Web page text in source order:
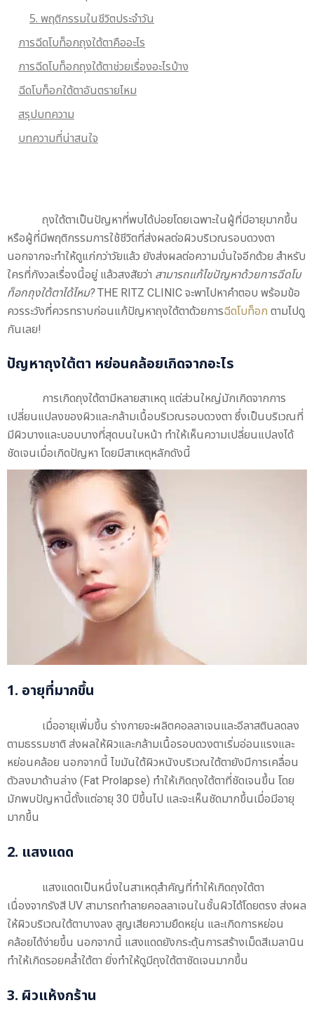
5. พฤติกรรมในชีวิตประจำวัน
การฉีดโบท็อกถุงใต้ตาคืออะไร
การฉีดโบท็อกถุงใต้ตาช่วยเรื่องอะไรบ้าง
ฉีดโบท็อกใต้ตาอันตรายไหม
สรุปบทความ
บทความที่น่าสนใจ
ถุงใต้ตาเป็นปัญหาที่พบได้บ่อยโดยเฉพาะในผู้ที่มีอายุมากขึ้น
หรือผู้ที่มีพฤติกรรมการใช้ชีวิตที่ส่งผลต่อผิวบริเวณรอบดวงตา
นอกจากจะทำให้ดูแก่กว่าวัยแล้ว ยังส่งผลต่อความมั่นใจอีกด้วย สำหรับ
ใครที่กังวลเรื่องนี้อยู่ แล้วสงสัยว่า สามารถแก้ไขปัญหาด้วยการฉีดโบ
ท็อกถุงใต้ตาได้ไหม?THE RITZ CLINIC จะพาไปหาคำตอบ พร้อมข้อ
ควรระวังที่ควรทราบก่อนแก้ปัญหาถุงใต้ตาด้วยการฉีดโบท็อก ตามไปดู
กันเลย!
ปัญหาถุงใต้ตา หย่อนคล้อยเกิดจากอะไร
การเกิดถุงใต้ตามีหลายสาเหตุ แต่ส่วนใหญ่มักเกิดจากการ
เปลี่ยนแปลงของผิวและกล้ามเนื้อบริเวณรอบดวงตา ซึ่งเป็นบริเวณที่
มีผิวบางและบอบบางที่สุดบนใบหน้า ทำให้เห็นความเปลี่ยนแปลงได้
ชัดเจนเมื่อเกิดปัญหา โดยมีสาเหตุหลักดังนี้
1. อายุที่มากขึ้น
เมื่ออายุเพิ่มขึ้น ร่างกายจะผลิตคอลลาเจนและอีลาสตินลดลง
ตามธรรมชาติ ส่งผลให้ผิวและกล้ามเนื้อรอบดวงตาเริ่มอ่อนแรงและ
หย่อนคล้อย นอกจากนี้ ไขมันใต้ผิวหนังบริเวณใต้ตายังมีการเคลื่อน
ตัวลงมาด้านล่าง (Fat Prolapse) ทำให้เกิดถุงใต้ตาที่ชัดเจนขึ้น โดย
มักพบปัญหานี้ตั้งแต่อายุ 30 ปีขึ้นไป และจะเห็นชัดมากขึ้นเมื่อมีอายุ
มากขึ้น
2. แสงแดด
แสงแดดเป็นหนึ่งในสาเหตุสำคัญที่ทำให้เกิดถุงใต้ตา
เนื่องจากรังสี UV สามารถทำลายคอลลาเจนในชั้นผิวได้โดยตรง ส่งผล
ให้ผิวบริเวณใต้ตาบางลง สูญเสียความยืดหยุ่น และเกิดการหย่อน
คล้อยได้ง่ายขึ้น นอกจากนี้ แสงแดดยังกระตุ้นการสร้างเม็ดสีเมลานิน
ทำให้เกิดรอยคล้ำใต้ตา ยิ่งทำให้ดูมีถุงใต้ตาชัดเจนมากขึ้น
3. ผิวแห้งกร้าน